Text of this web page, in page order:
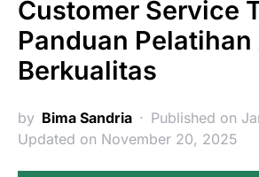
Customer Service
Panduan Pelatihan
Berkualitas
by Bima Sandria
Published on
Updated on November 20, 2025